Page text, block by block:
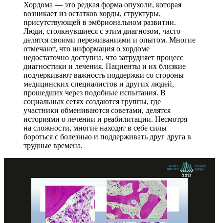
Хордома — это редкая форма опухоли, которая
возникает из остатков хорды, структуры,
присутствующей в эмбриональном развитии.
Люди, столкнувшиеся с этим диагнозом, часто
делятся своими переживаниями и опытом. Многие
отмечают, что информация о хордоме
недостаточно доступна, что затрудняет процесс
диагностики и лечения. Пациенты и их близкие
подчеркивают важность поддержки со стороны
медицинских специалистов и других людей,
прошедших через подобные испытания. В
социальных сетях создаются группы, где
участники обмениваются советами, делятся
историями о лечении и реабилитации. Несмотря
на сложности, многие находят в себе силы
бороться с болезнью и поддерживать друг друга в
трудные времена.